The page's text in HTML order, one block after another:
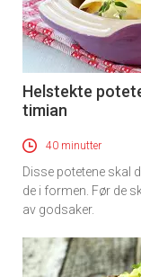
Helstekte
timian
40 minutter
Disse potetene skal
de i formen. Før de
av godsaker.